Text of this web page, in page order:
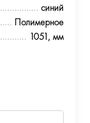
синий
Полимерное
1051, мм